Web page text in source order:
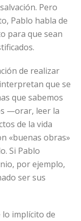
Pero
Pablo habla de
para que sean
de realizar
que se
que sabemos
—orar, leer la
de la vida
«buenas obras»
Si Pablo
por ejemplo,
ser sus
lo implícito de